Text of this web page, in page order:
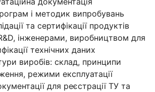
і методик випробувань
та сертифікації продуктів
інженерами, виробництвом для
технічних даних
виробів: склад, принципи
режими експлуатації
для реєстрації ТУ та